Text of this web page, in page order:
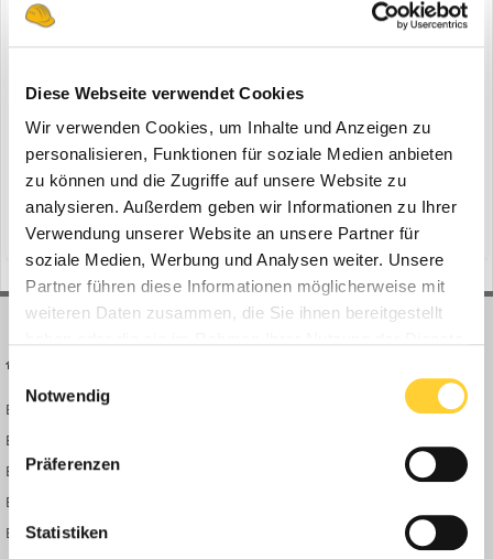
Diese Webseite verwendet Cookies
Wir verwenden Cookies, um Inhalte und Anzeigen zu
personalisieren, Funktionen für soziale Medien anbieten
zu können und die Zugriffe auf unsere Website zu
analysieren. Außerdem geben wir Informationen zu Ihrer
Verwendung unserer Website an unsere Partner für
soziale Medien, Werbung und Analysen weiter. Unsere
Partner führen diese Informationen möglicherweise mit
weiteren Daten zusammen, die Sie ihnen bereitgestellt
Einwilligungsauswahl
Notwendig
Präferenzen
Statistiken
Werkzeug News Live #31
Mediathek
Nur Klicks für Kohle? Was wirklich hinter der Geld-Druckmaschine
Let's Bastel steckt! ► Bauforum24 TV Youtube Kanal Hier geht's
zum vollständigen Beitrag
10. November 2022
(und 7 weitere)
Bauforum24 News
Bauforum24 TV
BF24 Mediathek
BF24 Fotostrecken
Bauforum Shop